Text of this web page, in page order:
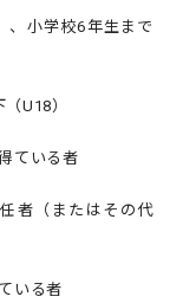
、小学校6年生まで
U18）
ている者
者（またはその代
いる者